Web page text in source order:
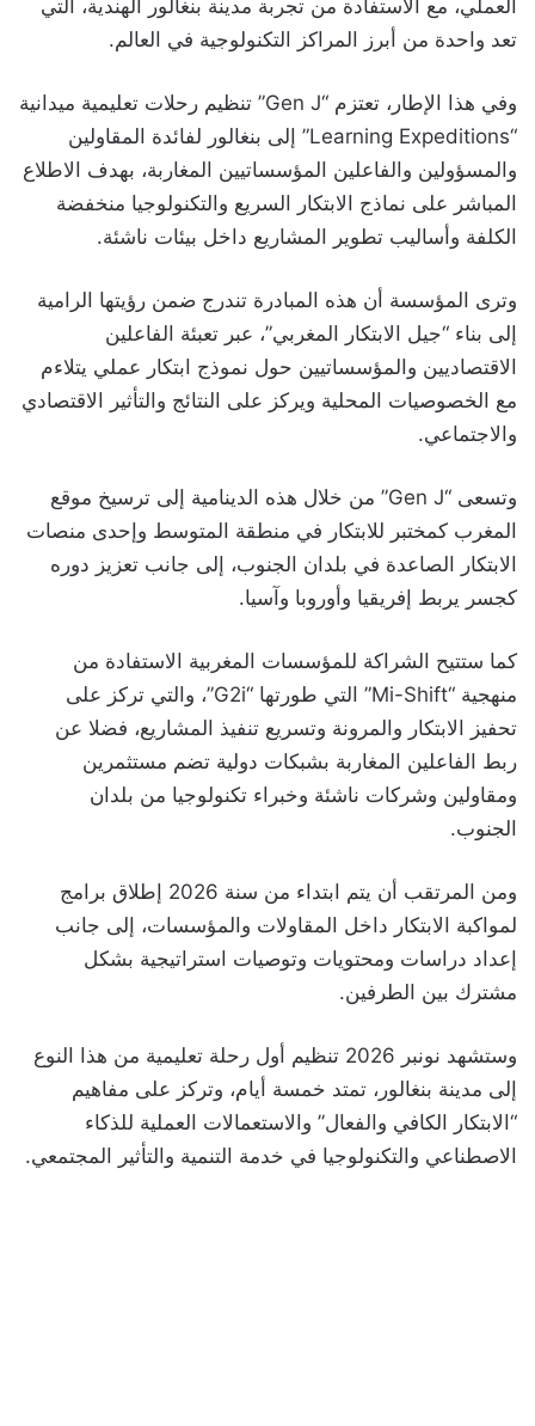
العملي، مع الاستفادة من تجربة مدينة بنغالور الهندية، التي
تعد واحدة من أبرز المراكز التكنولوجية في العالم.
وفي هذا الإطار، تعتزم “Gen J” تنظيم رحلات تعليمية ميدانية
“Learning Expeditions” إلى بنغالور لفائدة المقاولين
والمسؤولين والفاعلين المؤسساتيين المغاربة، بهدف الاطلاع
المباشر على نماذج الابتكار السريع والتكنولوجيا منخفضة
الكلفة وأساليب تطوير المشاريع داخل بيئات ناشئة.
وترى المؤسسة أن هذه المبادرة تندرج ضمن رؤيتها الرامية
إلى بناء “جيل الابتكار المغربي”، عبر تعبئة الفاعلين
الاقتصاديين والمؤسساتيين حول نموذج ابتكار عملي يتلاءم
مع الخصوصيات المحلية ويركز على النتائج والتأثير الاقتصادي
والاجتماعي.
وتسعى “Gen J” من خلال هذه الدينامية إلى ترسيخ موقع
المغرب كمختبر للابتكار في منطقة المتوسط وإحدى منصات
الابتكار الصاعدة في بلدان الجنوب، إلى جانب تعزيز دوره
كجسر يربط إفريقيا وأوروبا وآسيا.
كما ستتيح الشراكة للمؤسسات المغربية الاستفادة من
منهجية “Mi-Shift” التي طورتها “G2i”، والتي تركز على
تحفيز الابتكار والمرونة وتسريع تنفيذ المشاريع، فضلا عن
ربط الفاعلين المغاربة بشبكات دولية تضم مستثمرين
ومقاولين وشركات ناشئة وخبراء تكنولوجيا من بلدان
الجنوب.
ومن المرتقب أن يتم ابتداء من سنة 2026 إطلاق برامج
لمواكبة الابتكار داخل المقاولات والمؤسسات، إلى جانب
إعداد دراسات ومحتويات وتوصيات استراتيجية بشكل
مشترك بين الطرفين.
وستشهد نونبر 2026 تنظيم أول رحلة تعليمية من هذا النوع
إلى مدينة بنغالور، تمتد خمسة أيام، وتركز على مفاهيم
“الابتكار الكافي والفعال” والاستعمالات العملية للذكاء
الاصطناعي والتكنولوجيا في خدمة التنمية والتأثير المجتمعي.